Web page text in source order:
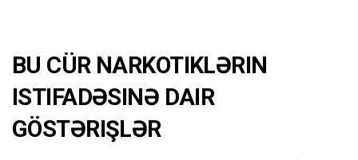
BU CÜR NARKOTIKLƏRIN
ISTIFADƏSINƏ DAIR
GÖSTƏRIŞLƏR